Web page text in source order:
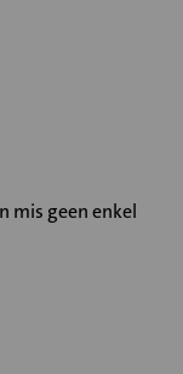
mis geen enkel